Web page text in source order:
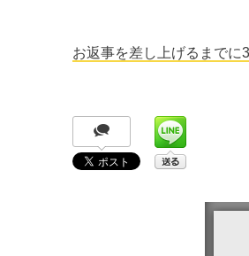
お返事を差し上げるまでに